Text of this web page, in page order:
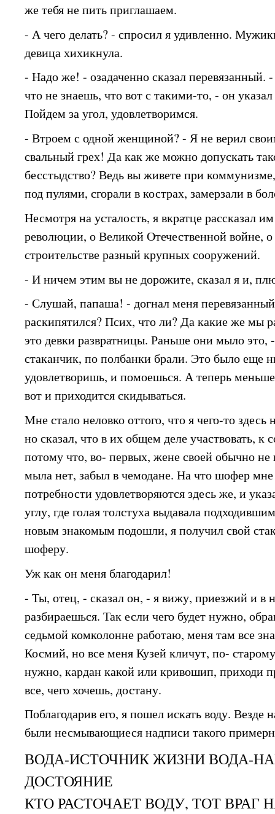
же тебя не пить приглашаем.
- А чего делать? - спросил я удивленно.
девица хихикнула.
- Надо же! - озадаченно сказал перевязанный.
что не знаешь, что вот с такими-то, - он
Пойдем за угол, удовлетворимся.
- Втроем с одной женщиной? - Я не верил
свальный грех! Да как же можно допускать
бесстыдство? Ведь вы живете при
под пулями, сгорали в кострах, замерзали в
Несмотря на усталость, я вкратце рассказал
революции, о Великой Отечественной войне,
строительстве разный крупных сооружений.
- И ничем этим вы не дорожите, сказал я и,
- Слушай, папаша! - догнал меня
раскипятился? Псих, что ли? Да какие же мы
это девки развратницы. Раньше они мыло это,
стаканчик, по полбанки брали. Это было еще
удовлетворишь, и помоешься. А теперь
вот и приходится скидываться.
Мне стало неловко оттого, что я чего-то
но сказал, что в их общем деле участвовать,
потому что, во- первых, жене своей обычно
мыла нет, забыл в чемодане. На что шофер
потребности удовлетворяются здесь же, и
углу, где голая толстуха выдавала
новым знакомым подошли, я получил свой
шоферу.
Уж как он меня благодарил!
- Ты, отец, - сказал он, - я вижу, приезжий и в
разбираешься. Так если чего будет нужно,
седьмой комколонне работаю, меня там все
Космий, но все меня Кузей кличут, по-
нужно, кардан какой или кривошип, приходи
все, чего хочешь, достану.
Поблагодарив его, я пошел искать воду. Везде
были несмывающиеся надписи такого
ВОДА-ИСТОЧНИК ЖИЗНИ ВОДА-
ДОСТОЯНИЕ
КТО РАСТОЧАЕТ ВОДУ, ТОТ ВРАГ